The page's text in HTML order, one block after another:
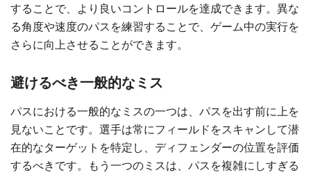
することで、より良いコントロールを達成できます。異な
る角度や速度のパスを練習することで、ゲーム中の実行を
さらに向上させることができます。
避けるべき一般的なミス
パスにおける一般的なミスの一つは、パスを出す前に上を
見ないことです。選手は常にフィールドをスキャンして潜
在的なターゲットを特定し、ディフェンダーの位置を評価
するべきです。もう一つのミスは、パスを複雑にしすぎる